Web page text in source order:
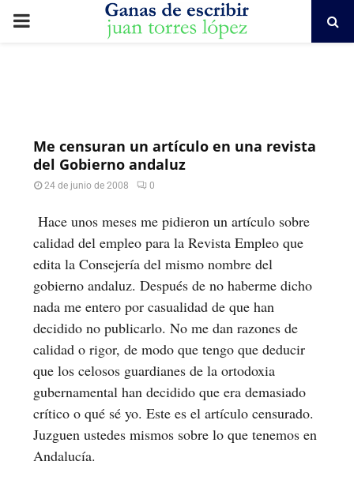
PRIMARY
Me censuran un artículo en una revista
del Gobierno andaluz
24 de junio de 2008 0
Hace unos meses me pidieron un artículo sobre
calidad del empleo para la Revista Empleo que
edita la Consejería del mismo nombre del
gobierno andaluz. Después de no haberme dicho
nada me entero por casualidad de que han
decidido no publicarlo. No me dan razones de
calidad o rigor, de modo que tengo que deducir
que los celosos guardianes de la ortodoxia
gubernamental han decidido que era demasiado
crítico o qué sé yo. Este es el artículo censurado.
Juzguen ustedes mismos sobre lo que tenemos en
Andalucía.